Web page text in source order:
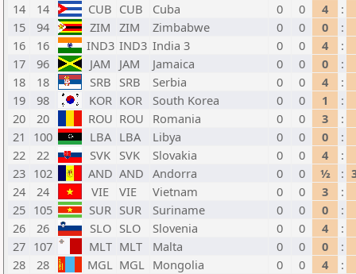
14
14 CUB CUB Cuba 0 0 4
:
15
94 ZIM ZIM Zimbabwe 0 0 0
:
16
16 IND3 IND3 India 3 0 0 4
:
17
96 JAM JAM Jamaica 0 0 0
:
18
18 SRB SRB Serbia 0 0 4
:
19
98 KOR KOR South Korea 0 0 1
:
20
20 ROU ROU Romania 0 0 3
:
21
100 LBA LBA Libya 0 0 0
:
22
22 SVK SVK Slovakia 0 0 4
:
23 102 AND AND Andorra 0 0 ½ :
24
24 VIE VIE Vietnam 0 0 3
:
25 105 SUR SUR Suriname 0 0 0
:
26
26 SLO SLO Slovenia 0 0 4
:
27 107 MLT MLT Malta 0 0 0
:
28
28 MGL MGL Mongolia 0 0 4
: